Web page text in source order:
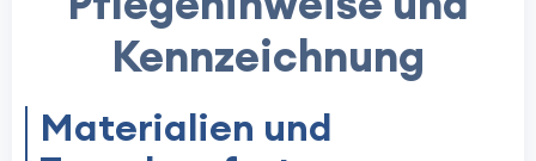
Kennzeichnung
Materialien und